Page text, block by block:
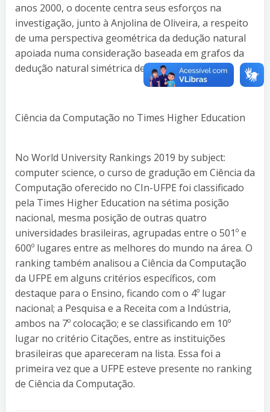
anos 2000, o docente centra seus esforços na
investigação, junto à Anjolina de Oliveira, a respeito
de uma perspectiva geométrica da dedução natural
apoiada numa consideração baseada em grafos da
dedução natural simétrica de Kneale.
Ciência da Computação no Times Higher Education
No World University Rankings 2019 by subject:
computer science, o curso de gradução em Ciência da
Computação oferecido no CIn-UFPE foi classificado
pela Times Higher Education na sétima posição
nacional, mesma posição de outras quatro
universidades brasileiras, agrupadas entre o 501º e
600º lugares entre as melhores do mundo na área. O
ranking também analisou a Ciência da Computação
da UFPE em alguns critérios específicos, com
destaque para o Ensino, ficando com o 4º lugar
nacional; a Pesquisa e a Receita com a Indústria,
ambos na 7º colocação; e se classificando em 10º
lugar no critério Citações, entre as instituições
brasileiras que apareceram na lista. Essa foi a
primeira vez que a UFPE esteve presente no ranking
de Ciência da Computação.